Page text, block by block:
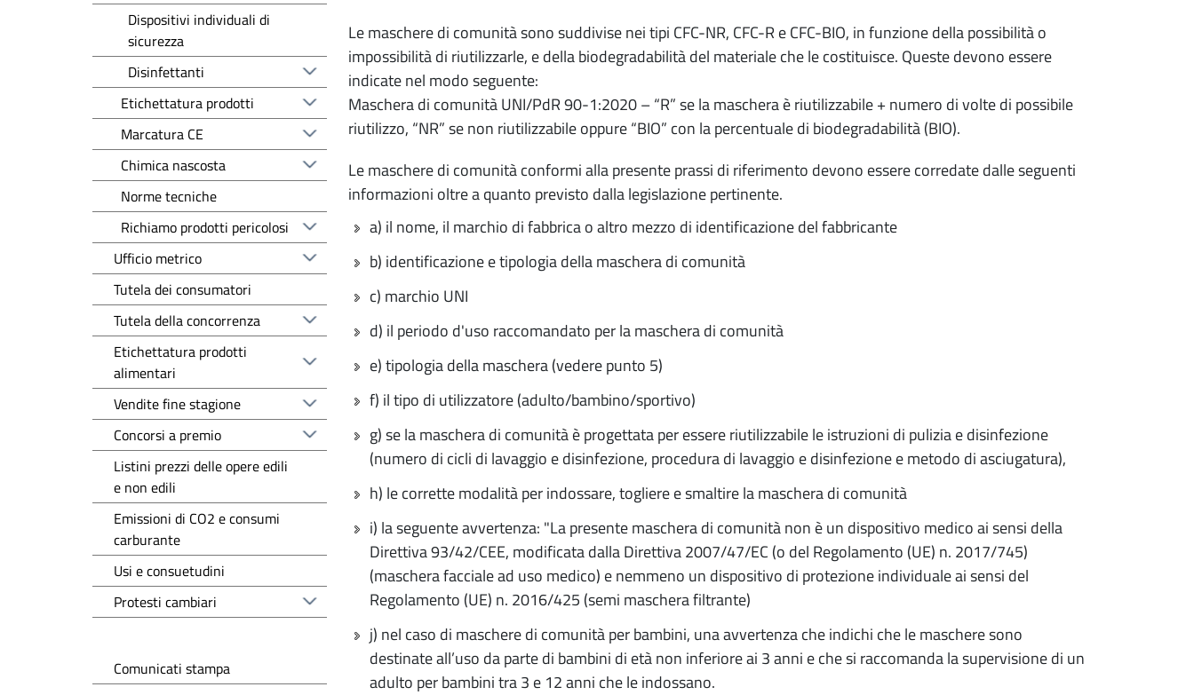
Le maschere di comunità sono suddivise nei tipi CFC-NR, CFC-R e CFC-BIO, in funzione della possibilità o
impossibilità di riutilizzarle, e della biodegradabilità del materiale che le costituisce. Queste devono essere
indicate nel modo seguente:
Maschera di comunità UNI/PdR 90-1:2020 – “R” se la maschera è riutilizzabile + numero di volte di possibile
riutilizzo, “NR” se non riutilizzabile oppure “BIO” con la percentuale di biodegradabilità (BIO).
Le maschere di comunità conformi alla presente prassi di riferimento devono essere corredate dalle seguenti
informazioni oltre a quanto previsto dalla legislazione pertinente.
a) il nome, il marchio di fabbrica o altro mezzo di identificazione del fabbricante
b) identificazione e tipologia della maschera di comunità
c) marchio UNI
d) il periodo d'uso raccomandato per la maschera di comunità
e) tipologia della maschera (vedere punto 5)
f) il tipo di utilizzatore (adulto/bambino/sportivo)
g) se la maschera di comunità è progettata per essere riutilizzabile le istruzioni di pulizia e disinfezione
(numero di cicli di lavaggio e disinfezione, procedura di lavaggio e disinfezione e metodo di asciugatura),
h) le corrette modalità per indossare, togliere e smaltire la maschera di comunità
i) la seguente avvertenza: "La presente maschera di comunità non è un dispositivo medico ai sensi della
Direttiva 93/42/CEE, modificata dalla Direttiva 2007/47/EC (o del Regolamento (UE) n. 2017/745)
(maschera facciale ad uso medico) e nemmeno un dispositivo di protezione individuale ai sensi del
Regolamento (UE) n. 2016/425 (semi maschera filtrante)
j) nel caso di maschere di comunità per bambini, una avvertenza che indichi che le maschere sono
destinate all’uso da parte di bambini di età non inferiore ai 3 anni e che si raccomanda la supervisione di un
adulto per bambini tra 3 e 12 anni che le indossano.
Dispositivi individuali di
sicurezza
Disinfettanti
Etichettatura prodotti
Marcatura CE
Chimica nascosta
Norme tecniche
Richiamo prodotti pericolosi
Ufficio metrico
Tutela dei consumatori
Tutela della concorrenza
Etichettatura prodotti
alimentari
Vendite fine stagione
Concorsi a premio
Listini prezzi delle opere edili
e non edili
Emissioni di CO2 e consumi
carburante
Usi e consuetudini
Protesti cambiari
Comunicati stampa